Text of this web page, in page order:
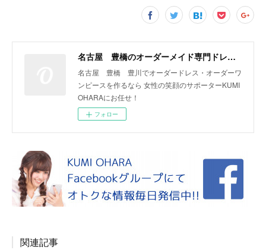
名古屋 豊橋のオーダーメイド専門ドレスデザイナー KUMI OHARA
名古屋 豊橋 豊川でオーダードレス・オーダーワ
ンピースを作るなら 女性の笑顔のサポーターKUMI
OHARAにお任せ！
フォロー
関連記事